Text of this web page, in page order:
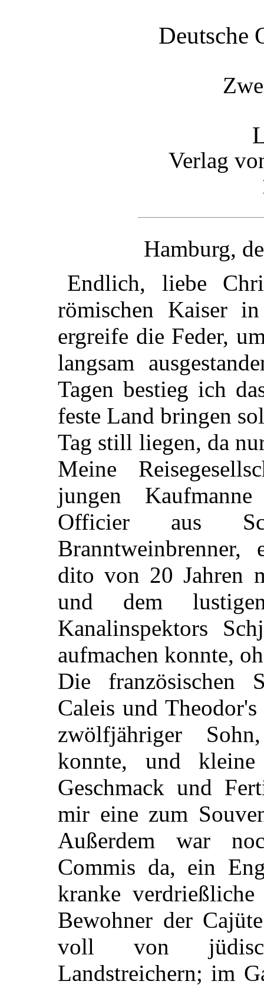
Deutsche
Verlag
Hamburg,
Endlich, liebe
römischen Kaiser
ergreife die Feder,
langsam
Tagen bestieg ich
feste Land bringen
Tag still liegen, da
Meine
jungen
Officier aus
dito von 20 Jahren
und dem
Kanalinspektors
aufmachen konnte,
Die französischen
Caleis und
zwölfjähriger
konnte, und
Geschmack und
mir eine zum
Außerdem war
Commis da, ein
kranke
Bewohner der
voll von
Landstreichern; im